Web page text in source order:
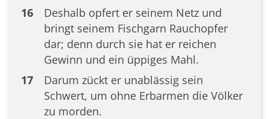
16
Deshalb opfert er seinem Netz und
bringt seinem Fischgarn Rauchopfer
dar; denn durch sie hat er reichen
Gewinn und ein üppiges Mahl.
17
Darum zückt er unablässig sein
Schwert, um ohne Erbarmen die Völker
zu morden.